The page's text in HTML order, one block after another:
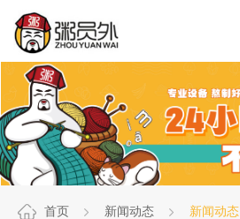
首页 新闻动态 新闻动态